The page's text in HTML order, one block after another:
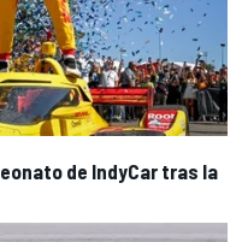
de IndyCar tras la